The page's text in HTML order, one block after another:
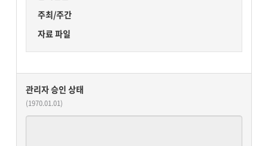
주최/주간
자료 파일
관리자 승인 상태
(1970.01.01)